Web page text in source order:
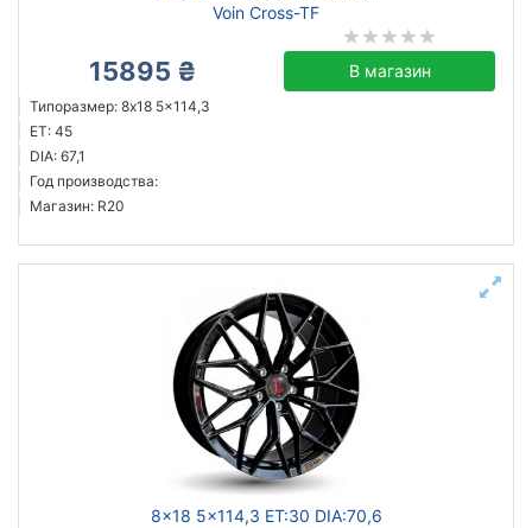
Voin Cross-TF
15895 ₴ В магазин
Типоразмер: 8x18 5x114,3
ET: 45
DIA: 67,1
Год производства:
Магазин: R20
8x18 5x114,3 ET:30 DIA:70,6